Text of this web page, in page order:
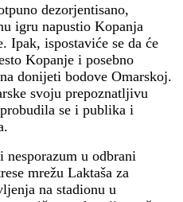
dezorjentisano,
igru napustio Kopanja
Ipak, ispostaviće se da će
Kopanje i posebno
donijeti bodove Omarskoj.
svoju prepoznatljivu
se i publika i
u odbrani
mrežu Laktaša za
na stadionu u